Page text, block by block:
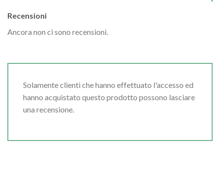
Recensioni
Ancora non ci sono recensioni.
Solamente clienti che hanno effettuato l'accesso ed
hanno acquistato questo prodotto possono lasciare
una recensione.